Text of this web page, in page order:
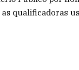
qualificadoras